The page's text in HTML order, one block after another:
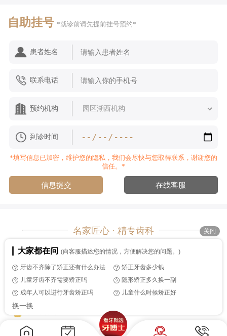
减小，牙齿移动更顺畅，复诊间隔可延长至6-8周，舒适度提
陶瓷半隐形托槽——托槽采用与牙齿颜色相近的陶瓷材
隐形矫正——通过一系列透明牙套分阶段移动牙齿，可自
小时，对自律性要求较高。国产品牌与进口品牌之间也存在明
儿童早期干预矫正——针对3-12岁儿童的口呼吸、吮指、
引导。苏州越来越多家长选择在这个阶段带孩子做早期评估，
这类方案与常规全口矫正的定价逻辑不同，通常按疗程计费。
不同方式的价格差异，本质在材料成本、技术难度和医生
自助挂号 *就诊前请先提前挂号预约*
患者姓名
联系电话
预约机构
到诊时间
*填写信息已加密，维护您的隐私，我们会尽快与您取得联系，谢谢您的
信任。*
信息提交 在线客服
名家匠心 · 精专齿科
Copyright © 2012-2026 牙博士口腔连锁机构
官方电话：4000000932
商务合作：dqdq27（微信）
关闭
大家都在问 (向客服描述您的情况，方便解决您的问题。)
牙齿不齐除了矫正还有什么办法
矫正牙齿多少钱
儿童牙齿不齐需要矫正吗
隐形矫正多久换一副
成年人可以进行牙齿矫正吗
儿童什么时候矫正好
换一换
苏ICP备19035691号-1
苏公网安备 32050502000866